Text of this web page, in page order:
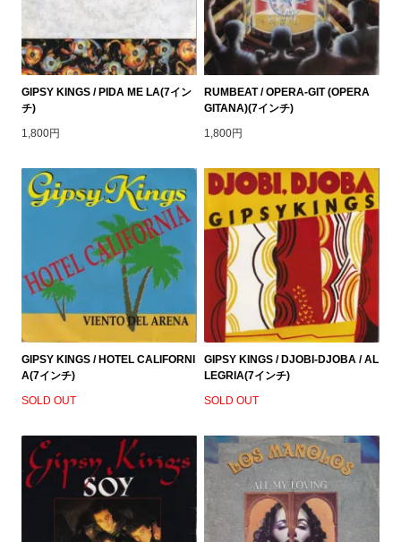
GIPSY KINGS / PIDA ME LA(7イン
チ)
1,800円
RUMBEAT / OPERA-GIT (OPERA
GITANA)(7インチ)
1,800円
GIPSY KINGS / HOTEL CALIFORNI
A(7インチ)
SOLD OUT
GIPSY KINGS / DJOBI-DJOBA / AL
LEGRIA(7インチ)
SOLD OUT